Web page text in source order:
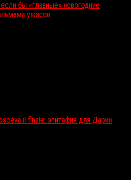
бы «главные» новогодние
ужасов
il finale: эпитафия для Дарии